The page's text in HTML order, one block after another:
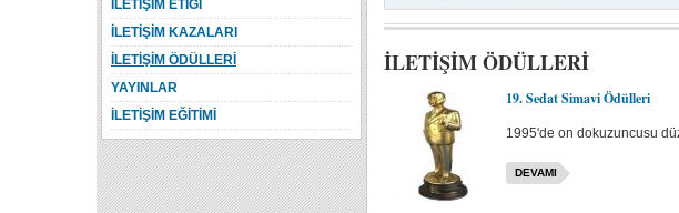
İLETİŞİM ÖDÜLLERİ
19. Sedat Simavi Ödülleri
1995'de on dokuzuncusu
DEVAMI
İLETİŞİM ETİĞİ
İLETİŞİM KAZALARI
İLETİŞİM ÖDÜLLERİ
YAYINLAR
İLETİŞİM EĞİTİMİ